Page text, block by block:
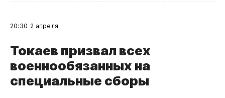
20:30 2 апреля
Токаев призвал всех
военнообязанных на
специальные сборы